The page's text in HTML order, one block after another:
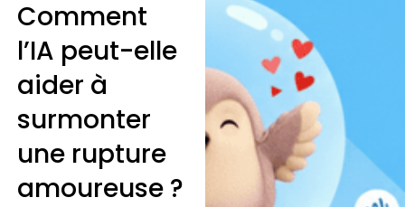
Comment
l’IA peut-elle
aider à
surmonter
une rupture
amoureuse ?